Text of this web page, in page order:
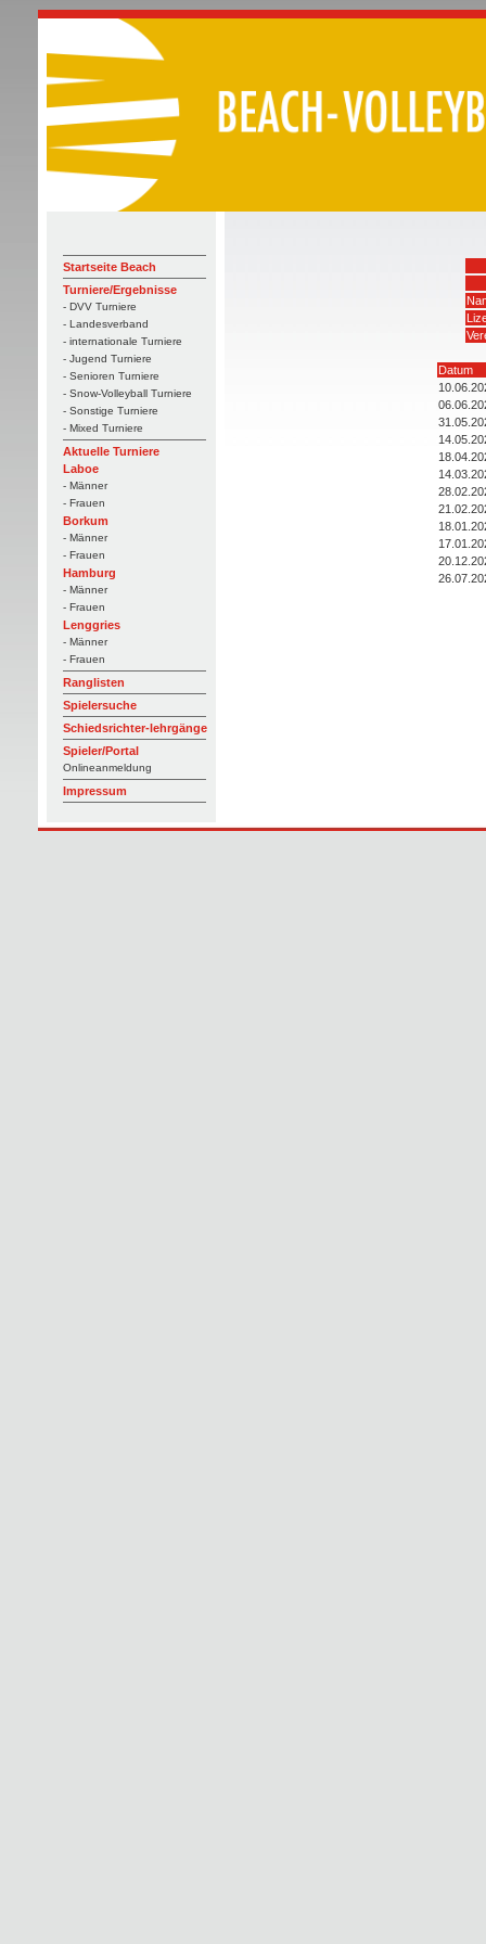
Startseite Beach
Turniere/Ergebnisse
- DVV Turniere
- Landesverband
- internationale Turniere
- Jugend Turniere
- Senioren Turniere
- Snow-Volleyball Turniere
- Sonstige Turniere
- Mixed Turniere
Aktuelle Turniere
Laboe
- Männer
- Frauen
Borkum
- Männer
- Frauen
Hamburg
- Männer
- Frauen
Lenggries
- Männer
- Frauen
Ranglisten
Spielersuche
Schiedsrichter-lehrgänge
Spieler/Portal
Onlineanmeldung
Impressum
Datum